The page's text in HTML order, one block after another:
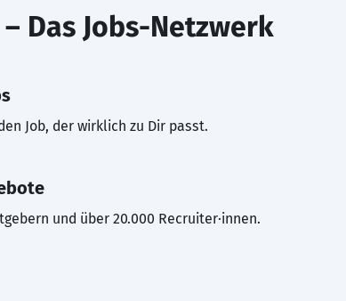
– Das Jobs-Netzwerk
Job, der wirklich zu Dir passt.
und über 20.000 Recruiter·innen.